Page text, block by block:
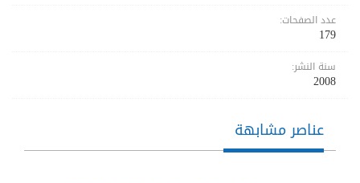
عدد الصفحات:
179
سنة النشر:
2008
عناصر مشابهة